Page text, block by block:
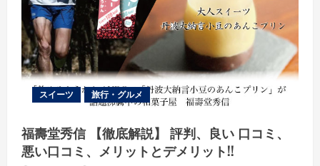
口
コ
ミ、
メ
リ
ッ
ト
と
デ
メ
リ
ト!!
【徹
解
スイーツ 旅行・グルメ
福壽堂秀信 【徹底解説】 評判、良い 口コミ、
悪い口コミ、メリットとデメリット!!